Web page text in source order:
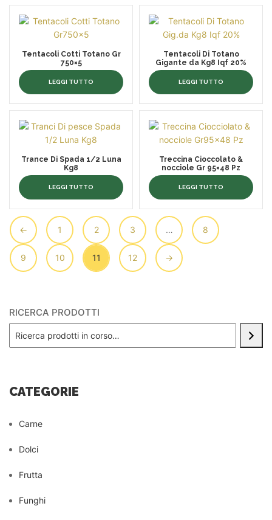
Tentacoli Cotti Totano Gr
750×5
LEGGI TUTTO
Tentacoli Di Totano
Gigante da Kg8 Iqf 20%
LEGGI TUTTO
Trance Di Spada 1/2 Luna
Kg8
LEGGI TUTTO
Treccina Cioccolato &
nocciole Gr 95×48 Pz
LEGGI TUTTO
← 1 2 3 … 8
9 10 11 12 →
RICERCA PRODOTTI
CATEGORIE
Carne
Dolci
Frutta
Funghi